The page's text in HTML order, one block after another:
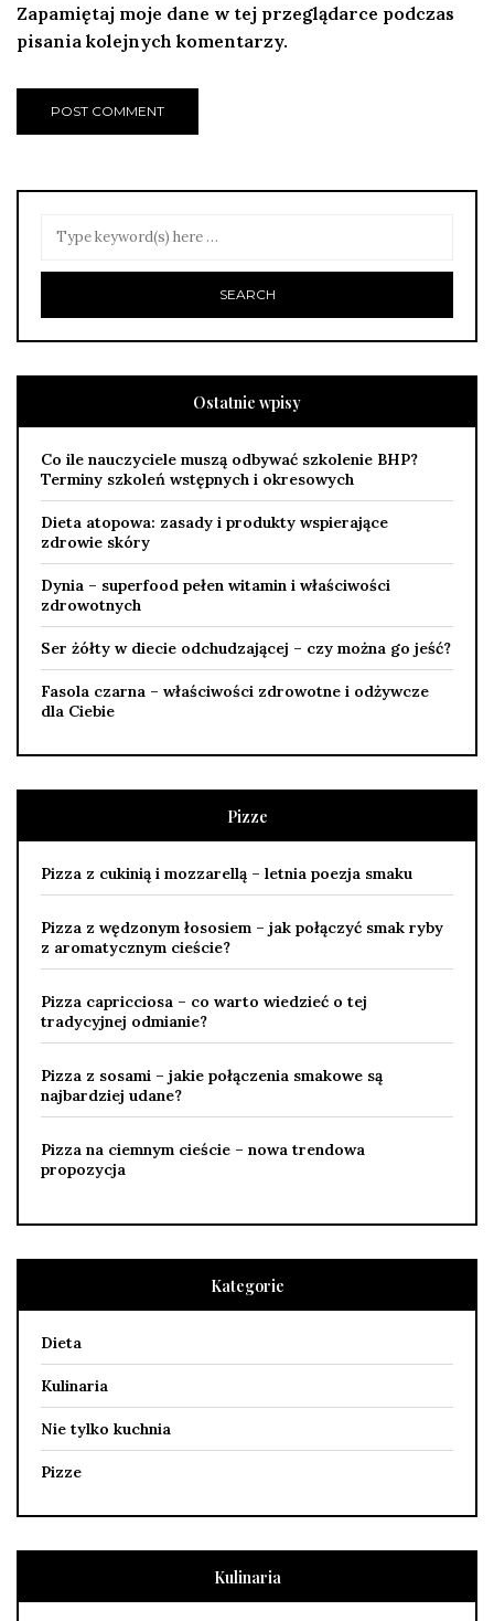
Zapamiętaj moje dane w tej przeglądarce podczas
pisania kolejnych komentarzy.
Ostatnie wpisy
Co ile nauczyciele muszą odbywać szkolenie BHP?
Terminy szkoleń wstępnych i okresowych
Dieta atopowa: zasady i produkty wspierające
zdrowie skóry
Dynia – superfood pełen witamin i właściwości
zdrowotnych
Ser żółty w diecie odchudzającej – czy można go jeść?
Fasola czarna – właściwości zdrowotne i odżywcze
dla Ciebie
Pizze
Pizza z cukinią i mozzarellą – letnia poezja smaku
Pizza z wędzonym łososiem – jak połączyć smak ryby
z aromatycznym cieście?
Pizza capricciosa – co warto wiedzieć o tej
tradycyjnej odmianie?
Pizza z sosami – jakie połączenia smakowe są
najbardziej udane?
Pizza na ciemnym cieście – nowa trendowa
propozycja
Kategorie
Dieta
Kulinaria
Nie tylko kuchnia
Pizze
Kulinaria